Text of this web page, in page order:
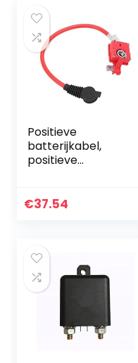
Positieve
batterijkabel,
positieve
geleidbaarheid
€37.54